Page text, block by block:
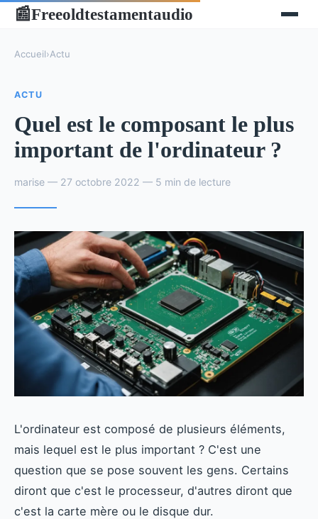
📰Freeoldtestamentaudio
Accueil›Actu
ACTU
Quel est le composant le plus
important de l'ordinateur ?
marise — 27 octobre 2022 — 5 min de lecture
L'ordinateur est composé de plusieurs éléments,
mais lequel est le plus important ? C'est une
question que se pose souvent les gens. Certains
diront que c'est le processeur, d'autres diront que
c'est la carte mère ou le disque dur.